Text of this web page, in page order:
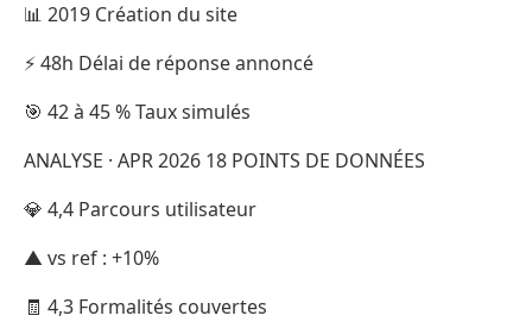
📊 2019 Création du site
⚡ 48h Délai de réponse annoncé
🎯 42 à 45 % Taux simulés
ANALYSE · APR 2026 18 POINTS DE DONNÉES
💎 4,4 Parcours utilisateur
▲ vs ref : +10%
🧾 4,3 Formalités couvertes